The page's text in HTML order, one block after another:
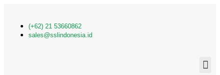
(+62) 21 53660862
sales@sslindonesia.id